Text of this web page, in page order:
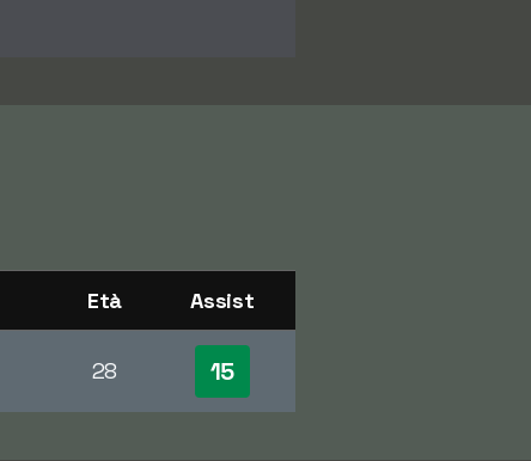
Età Assist
28 15